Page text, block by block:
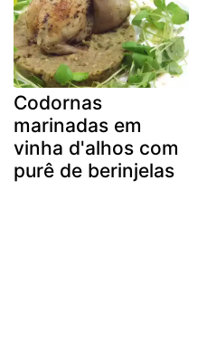
Codornas
marinadas em
vinha d'alhos com
purê de berinjelas